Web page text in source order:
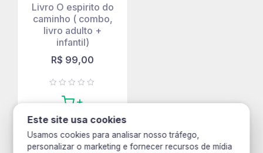
Livro O espirito do
caminho ( combo,
livro adulto +
infantil)
R$ 99,00
Este site usa cookies
Usamos cookies para analisar nosso tráfego,
personalizar o marketing e fornecer recursos de mídia